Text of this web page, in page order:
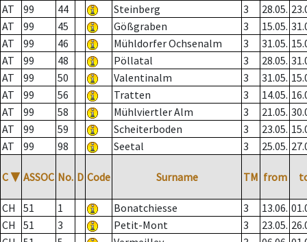
AT
99 44 Steinberg 3 28.05.
AT
99 45 Gößgraben 3 15.05.
AT
99 46 Mühldorfer Ochsenalm 3 31.05.
AT
99 48 Pöllatal 3 28.05.
AT
99 50 Valentinalm 3 31.05.
AT
99 56 Tratten 3 14.05.
AT
99 58 Mühlviertler Alm 3 21.05.
AT
99 59 Scheiterboden 3 23.05.
AT
99 98 Seetal 3 25.05.
C ▼ ASSOC No. D Code Surname TM from
CH 51 1 Bonatchiesse 3 13.06.
CH
51 3 Petit-Mont 3 23.05.